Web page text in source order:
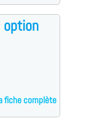
option
fiche complète